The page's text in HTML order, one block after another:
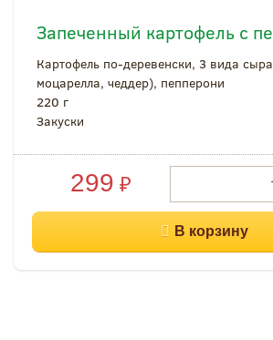
Запеченный картофель с
Картофель по-деревенски, 3 вида
моцарелла, чеддер), пепперони
220 г
Закуски
299 ₽